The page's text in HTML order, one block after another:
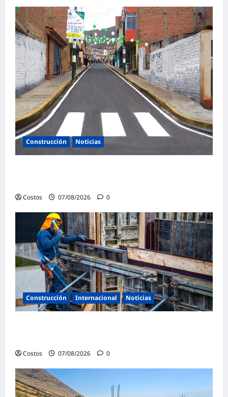
Construcción Noticias
Costos 07/08/2026 0
Construcción Internacional Noticias
Costos 07/08/2026 0